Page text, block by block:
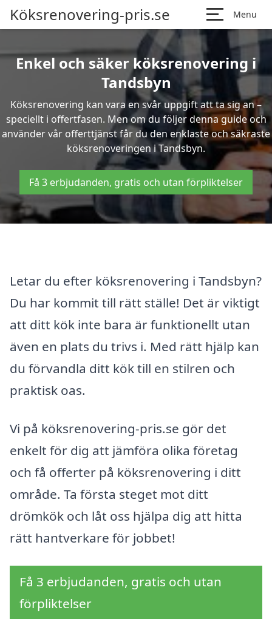
Köksrenovering-pris.se Menu
Enkel och säker köksrenovering i
Tandsbyn
Köksrenovering kan vara en svår uppgift att ta sig an –
speciellt i offertfasen. Men om du följer denna guide och
använder vår offerttjänst får du den enklaste och säkraste
köksrenoveringen i Tandsbyn.
Få 3 erbjudanden, gratis och utan förpliktelser
Letar du efter köksrenovering i Tandsbyn?
Du har kommit till rätt ställe! Det är viktigt
att ditt kök inte bara är funktionellt utan
även en plats du trivs i. Med rätt hjälp kan
du förvandla ditt kök till en stilren och
praktisk oas.
Vi på köksrenovering-pris.se gör det
enkelt för dig att jämföra olika företag
och få offerter på köksrenovering i ditt
område. Ta första steget mot ditt
drömkök och låt oss hjälpa dig att hitta
rätt hantverkare för jobbet!
Få 3 erbjudanden, gratis och utan
förpliktelser